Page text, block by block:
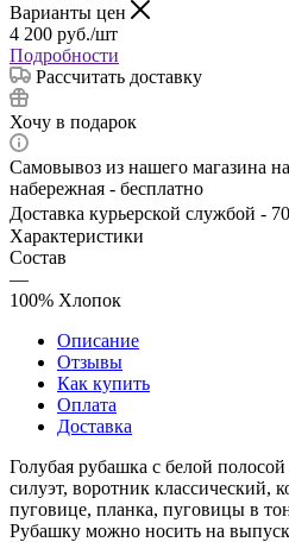
Варианты цен
4 200 руб./шт
Подробности
Рассчитать доставку
Хочу в подарок
Самовывоз из нашего магазина
набережная - бесплатно
Доставка курьерской службой -
Характеристики
Состав
—
100% Хлопок
Описание
Отзывы
Как купить
Оплата
Доставка
Голубая рубашка с белой
силуэт, воротник классический,
пуговице, планка, пуговицы в
Рубашку можно носить на